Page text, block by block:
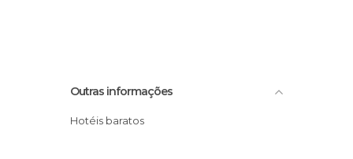
Outras informações
Hotéis baratos